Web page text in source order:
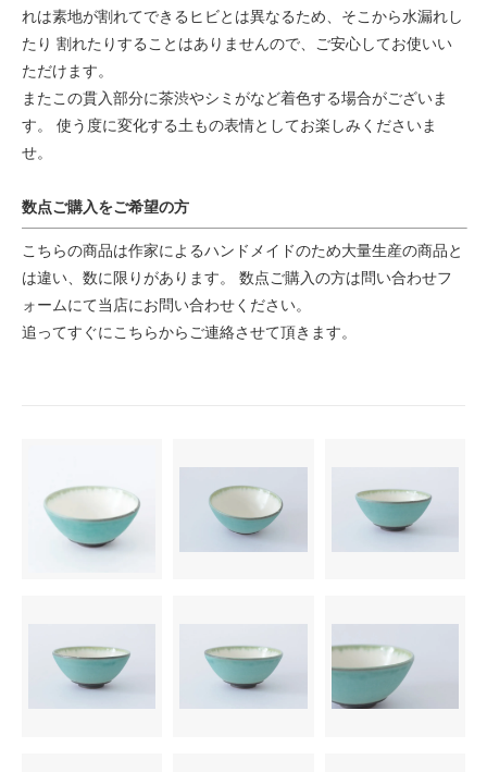
れは素地が割れてできるヒビとは異なるため、そこから水漏れし
たり 割れたりすることはありませんので、ご安心してお使いい
ただけます。
またこの貫入部分に茶渋やシミがなど着色する場合がございま
す。 使う度に変化する土もの表情としてお楽しみくださいま
せ。
数点ご購入をご希望の方
こちらの商品は作家によるハンドメイドのため大量生産の商品と
は違い、数に限りがあります。 数点ご購入の方は問い合わせフ
ォームにて当店にお問い合わせください。
追ってすぐにこちらからご連絡させて頂きます。